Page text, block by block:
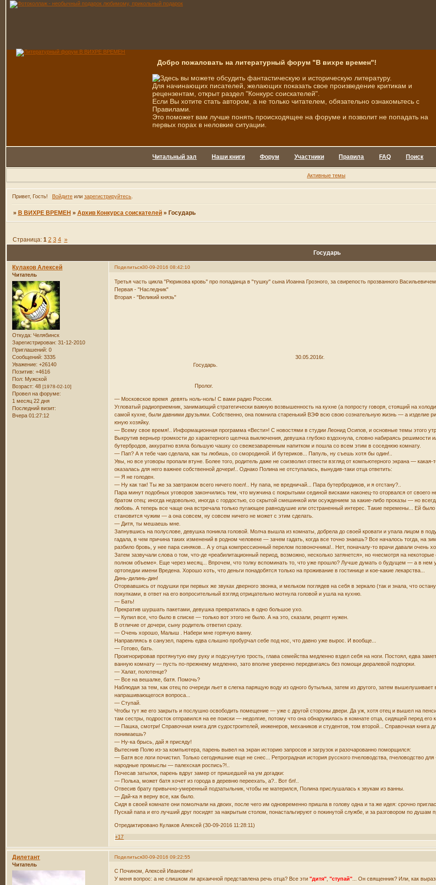
Добро пожаловать на литературный форум "В вихре времен"!
Здесь вы можете обсудить фантастическую и историческую литературу.
Для начинающих писателей, желающих показать свое произведение критикам и
рецензентам, открыт раздел "Конкурс соискателей".
Если Вы хотите стать автором, а не только читателем, обязательно ознакомьтесь с
Правилами.
Это поможет вам лучше понять происходящее на форуме и позволит не попадать на
первых порах в неловкие ситуации.
Читальный зал Наши книги Форум Участники Правила FAQ Поиск
Активные темы
Привет, Гость! Войдитеили зарегистрируйтесь.
» В ВИХРЕ ВРЕМЕН » Архив Конкурса соискателей » Государь
Государь
Страница: 1 2 3 4 »
Поделиться30-09-2016 08:42:10
Кулаков Алексей
Читатель
Откуда: Челябинск
Зарегистрирован: 31-12-2010
Приглашений: 0
Сообщений: 3335
Уважение: +26140
Позитив: +4616
Пол: Мужской
Возраст: 48[1978-02-10]
Провел на форуме:
1 месяц 22 дня
Последний визит:
Вчера 01:27:12
Третья часть цикла "Рюрикова кровь" про попаданца в "тушку" сына Иоанна Грозного, за свирепость прозванного
Первая - "Наследник"
Вторая - "Великий князь"
30.05.2016г.
Государь.
Пролог.
— Московское время девять ноль-ноль! С вами радио России.
Угловатый радиоприемник, занимающий стратегически важную возвышенность на кухне (а попросту говоря, стоящий на
самой кухне, были давними друзьями. Собственно, она помнила старенький ВЭФ всю свою сознательную жизнь — а изделие
юную хозяйку.
— Всему свое время!.. Информационная программа «Вести»! С новостями в студии Леонид Осипов, и основные темы этого
Выкрутив верньер громкости до характерного щелчка выключения, девушка глубоко вздохнула, словно набираясь решимости
бутербродов, аккуратно взяла большую чашку со свежезаваренным напитком и пошла со всем этим в соседнюю комнату.
— Пап? А я тебе чаю сделала, как ты любишь, со смородиной. И бутериков... Папуль, ну съешь хотя бы один!..
Увы, но все уговоры пропали втуне. Более того, родитель даже не соизволил отвести взгляд от компьютерного экрана —
оказалась для него важнее собственной дочери!.. Однако Полина не отступалась, вынудив-таки отца ответить:
— Я не голоден.
— Ну как так! Ты же за завтраком всего ничего поел!.. Ну папа, не вредничай... Пара бутербродиков, и я отстану?..
Пара минут подобных уговоров закончились тем, что мужчина с покрытыми сединой висками наконец-то оторвался от своего
братом отец: иногда недовольно, иногда с гордостью, со скрытой смешинкой или осуждением за какие-либо проказы — но
любовь. А теперь все чаще она встречала только пугающее равнодушие или отстраненный интерес. Такие перемены... Ей
становится чужим — а она совсем, ну совсем ничего не может с этим сделать.
— Дитя, ты мешаешь мне.
Запнувшись на полуслове, девушка поникла головой. Молча вышла из комнаты, добрела до своей кровати и упала лицом в
гадала, в чем причина таких изменений в родном человеке — зачем гадать, когда все точно знаешь? Все началось тогда, на
разбило бровь, у нее пара синяков... А у отца компрессионный перелом позвоночника!.. Нет, поначалу-то врачи давали
Затем зазвучали слова о том, что-де «реабилитационный период, возможно, несколько затянется», но «несмотря на
полном объеме». Еще через месяц... Впрочем, что толку вспоминать то, что уже прошло? Лучше думать о будущем — а в нем
ортопедии имени Вредена. Хорошо хоть, что деньги понадобятся только на проживание в гостинице и кое-какие лекарства...
Динь-дилинь-дин!
Оторвавшись от подушки при первых же звуках дверного звонка, и мельком поглядев на себя в зеркало (так и знала, что
покупками, в ответ на его вопросительный взгляд отрицательно мотнула головой и ушла на кухню.
— Бать!
Прекратив шуршать пакетами, девушка превратилась в одно большое ухо.
— Купил все, что было в списке — только вот этого не было. А на это, сказали, рецепт нужен.
В отличие от дочери, сыну родитель ответил сразу.
— Очень хорошо, Малыш . Набери мне горячую ванну.
Направляясь в санузел, парень едва слышно пробурчал себе под нос, что давно уже вырос. И вообще...
— Готово, бать.
Проигнорировав протянутую ему руку и подсунутую трость, глава семейства медленно вздел себя на ноги. Постоял, едва
ванную комнату — пусть по-прежнему медленно, зато вполне уверенно передвигаясь без помощи дюралевой подпорки.
— Халат, полотенце?
— Все на вешалке, батя. Помочь?
Наблюдая за тем, как отец по очереди льет в слегка парящую воду из одного бутылька, затем из другого, затем
напрашивающегося вопроса...
— Ступай.
Чтобы тут же его закрыть и послушно освободить помещение — уже с другой стороны двери. Да уж, хотя отец и вышел на
там сестры, подросток отправился на ее поиски — недолгие, потому что она обнаружилась в комнате отца, сидящей перед
— Пашка, смотри! Справочная книга для судостроителей, инженеров, механиков и студентов, том второй... Справочная книга
понимаешь?
— Ну-ка брысь, дай я присяду!
Вытеснив Полю из-за компьютера, парень вывел на экран историю запросов и загрузок и разочарованно поморщился:
— Батя все логи почистил. Только сегодняшние еще не снес... Ретроградная история русского пчеловодства, пчеловодство
народные промыслы — палехская роспись?!..
Почесав затылок, парень вдруг замер от пришедшей на ум догадки:
— Полька, может батя хочет из города в деревню переехать, а?.. Вот бл!..
Отвесив брату привычно-умеренный подзатыльник, чтобы не матерился, Полина прислушалась к звукам из ванны.
— Дай-ка я верну все, как было.
Сидя в своей комнате они помолчали на двоих, после чего им одновременно пришла в голову одна и та же идея: срочно
Пускай папа и его лучший друг посидят за накрытым столом, понастальгируют о покинутой службе, и за разговором по душам
Отредактировано Кулаков Алексей (30-09-2016 11:28:11)
+17
Поделиться30-09-2016 09:22:55
Дилетант
Читатель
С Почином, Алексей Иванович!
У меня вопрос: а не слишком ли архаичной представлена речь отца? Все эти"дитя" ,"ступай" ... Он священник? Или, как